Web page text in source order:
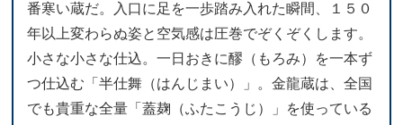
番寒い蔵だ。入口に足を一歩踏み入れた瞬間、１５０
年以上変わらぬ姿と空気感は圧巻でぞくぞくします。
小さな小さな仕込。一日おきに醪（もろみ）を一本ず
つ仕込む「半仕舞（はんじまい）」。金龍蔵は、全国
でも貴重な全量「蓋麹（ふたこうじ）」を使っている